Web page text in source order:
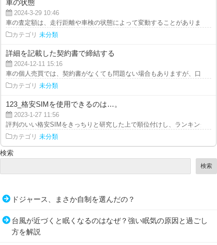
車の状態
2024-3-29 10:46
車の査定額は、走行距離や車検の状態によって変動することがありますの
カテゴリ 未分類
詳細を記載した契約書で締結する
2024-12-11 15:16
車の個人売買では、契約書がなくても問題ない場合もありますが、口約束
カテゴリ 未分類
123_格安SIMを使用できるのは…。
2023-1-27 11:56
評判のいい格安SIMをきっちりと研究した上で順位付けし、ランキング形
カテゴリ 未分類
検索
検索
ドジャース、まさか自制を選んだの？
台風が近づくと眠くなるのはなぜ？強い眠気の原因と過ごし
方を解説